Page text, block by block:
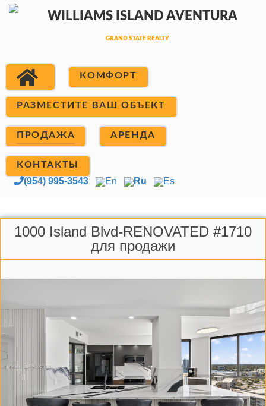
КОМФОРТ
РАЗМЕСТИТЕ ВАШ ОБЪЕКТ
ПРОДАЖА АРЕНДА
КОНТАКТЫ
(954) 995-3543 En Ru Es
1000 Island Blvd-RENOVATED #1710
для продажи